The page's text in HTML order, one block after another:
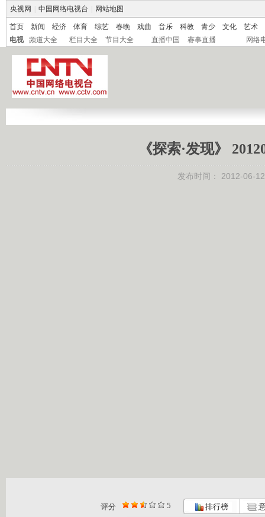
央视网 中国网络电视台 网站地图
首页 新闻 经济 体育 综艺 春晚 戏曲 音乐 科教 青少 文化
艺术
电视
频道大全 栏目大全 节目大全 直播中国 赛事直播 网络
《探索·发现》
发布时间： 2012-06-
评分 5 排行榜